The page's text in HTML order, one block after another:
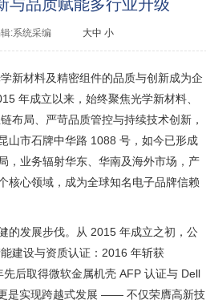
与品质赋能多行业升级
:系统采编 大中 小
新材料及精密组件的品质与创新成为企
年成立以来，始终聚焦光学新材料、
布局、严苛品质管控与持续技术创新，
山市石牌中华路 1088 号，如今已形成
，业务辐射华东、华南及海外市场，产
核心领域，成为全球知名电子品牌信赖
的发展步伐。从 2015 年成立之初，公
建设与资质认证：2016 年斩获
后取得微软金属机壳 AFP 认证与 Dell
是实现跨越式发展 —— 不仅荣膺高新技